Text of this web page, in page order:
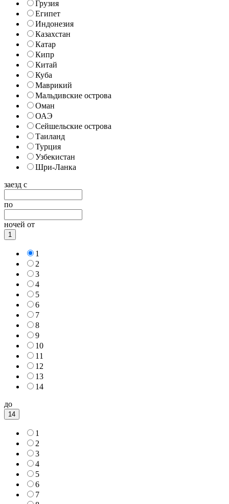
Грузия
Египет
Индонезия
Казахстан
Катар
Кипр
Китай
Куба
Маврикий
Мальдивские острова
Оман
ОАЭ
Сейшельские острова
Таиланд
Турция
Узбекистан
Шри-Ланка
заезд с
по
ночей от
1
1
2
3
4
5
6
7
8
9
10
11
12
13
14
до
14
1
2
3
4
5
6
7